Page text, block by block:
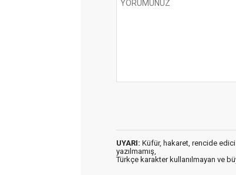
UYARI: Küfür, hakaret, rencide edici
yazılmamış,
Türkçe karakter kullanılmayan ve